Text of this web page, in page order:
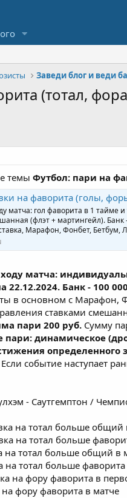
Заведи блог и веди
(тотал,
темы Футбол: пари на
на фаворита (голы,
матча: гол фаворита в 1 тайме
(флэт + мартингейл).
Марафон, Фонбет, Бетбум,
матча:
22.12.2024. Банк - 100
в основном с Марафон,
ставками
пари 200 руб. Сумму
пари: динамическое
определенного
событие наступает
- Саутгемптон /
на тотал больше
на тотал больше
на тотал больше общий в
на тотал больше
на фору фаворита в
на фору фаворита в матче